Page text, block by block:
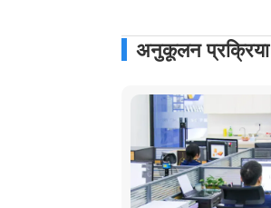
अनुकूलन प्रक्रिया